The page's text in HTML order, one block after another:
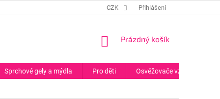
CZK Přihlášení
NÁKUPNÍ
Prázdný košík
Sprchové gely a mýdla Pro děti Osvěžovače vzduchu